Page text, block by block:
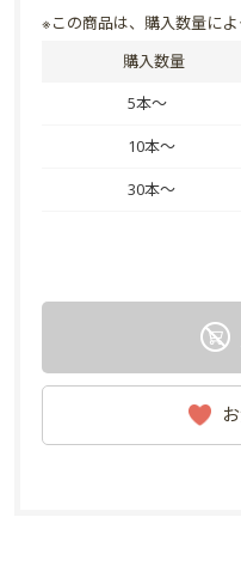
※この商品は、購入数量によ
購入数量
5本～
10本～
30本～